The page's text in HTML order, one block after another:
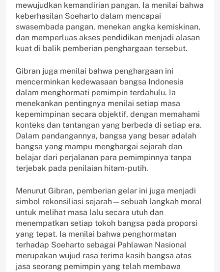
mewujudkan kemandirian pangan. Ia menilai bahwa
keberhasilan Soeharto dalam mencapai
swasembada pangan, menekan angka kemiskinan,
dan memperluas akses pendidikan menjadi alasan
kuat di balik pemberian penghargaan tersebut.
Gibran juga menilai bahwa penghargaan ini
mencerminkan kedewasaan bangsa Indonesia
dalam menghormati pemimpin terdahulu. Ia
menekankan pentingnya menilai setiap masa
kepemimpinan secara objektif, dengan memahami
konteks dan tantangan yang berbeda di setiap era.
Dalam pandangannya, bangsa yang besar adalah
bangsa yang mampu menghargai sejarah dan
belajar dari perjalanan para pemimpinnya tanpa
terjebak pada penilaian hitam-putih.
Menurut Gibran, pemberian gelar ini juga menjadi
simbol rekonsiliasi sejarah—sebuah langkah moral
untuk melihat masa lalu secara utuh dan
menempatkan setiap tokoh bangsa pada proporsi
yang tepat. Ia menilai bahwa penghormatan
terhadap Soeharto sebagai Pahlawan Nasional
merupakan wujud rasa terima kasih bangsa atas
jasa seorang pemimpin yang telah membawa